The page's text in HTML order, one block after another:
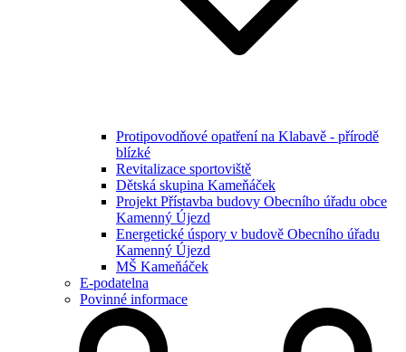
Protipovodňové opatření na Klabavě - přírodě
blízké
Revitalizace sportoviště
Dětská skupina Kameňáček
Projekt Přístavba budovy Obecního úřadu obce
Kamenný Újezd
Energetické úspory v budově Obecního úřadu
Kamenný Újezd
MŠ Kameňáček
E-podatelna
Povinné informace